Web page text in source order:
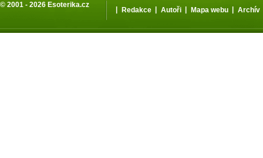
© 2001 - 2026 Esoterika.cz
| Redakce | Autoři | Mapa webu | Archív